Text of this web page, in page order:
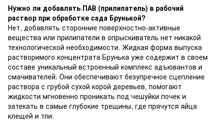
Нужно ли добавлять ПАВ (прилипатель) в рабочий
раствор при обработке сада Брунькой?
Нет, добавлять сторонние поверхностно-активные
вещества или прилипатели в опрыскиватель нет никакой
технологической необходимости. Жидкая форма выпуска
растворимого концентрата Брунька уже содержит в своем
составе уникальный встроенный комплекс адъювантов и
смачивателей. Они обеспечивают безупречное сцепление
раствора с грубой сухой корой деревьев, помогают
жидкости мгновенно проникать под чешуйки почек и
затекать в самые глубокие трещины, где прячутся яйца
клещей и тли.